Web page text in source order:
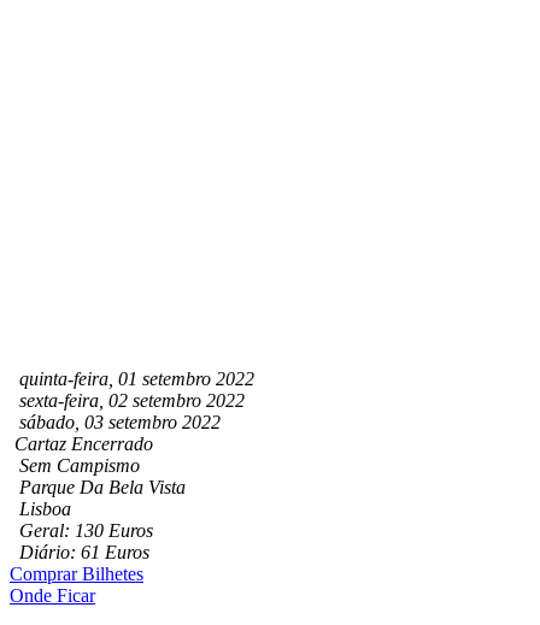
quinta-feira, 01 setembro 2022
sexta-feira, 02 setembro 2022
sábado, 03 setembro 2022
Cartaz Encerrado
Sem Campismo
Parque Da Bela Vista
Lisboa
Geral: 130 Euros
Diário: 61 Euros
Comprar Bilhetes
Onde Ficar